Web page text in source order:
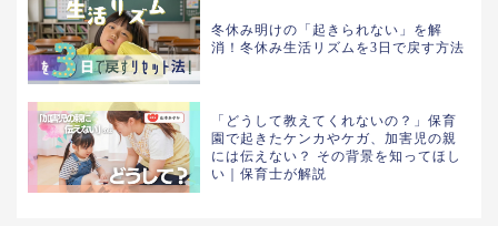
冬休み明けの「起きられない」を解
消！冬休み生活リズムを3日で戻す方法
「どうして教えてくれないの？」保育
園で起きたケンカやケガ、加害児の親
には伝えない？ その背景を知ってほし
い｜保育士が解説